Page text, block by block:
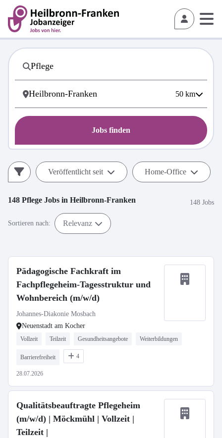
50 km
Jobs finden
Veröffentlicht seit Home-Office
148 Pflege Jobs in Heilbronn-Franken 148 Jobs
Sortieren nach: Relevanz
Pädagogische Fachkraft im
Fachpflegeheim-Tagesstruktur und
Wohnbereich (m/w/d)
Johannes-Diakonie Mosbach
Neuenstadt am Kocher
Vollzeit Teilzeit Gesundheitsangebote Weiterbildungen
Barrierefreiheit 4
28.07.2026
Qualitätsbeauftragte Pflegeheim
(m/w/d) | Möckmühl | Vollzeit |
Teilzeit |